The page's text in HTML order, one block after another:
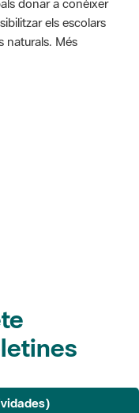
donar a conèixer
els escolars
naturals. Més
es de 0 estrellas de